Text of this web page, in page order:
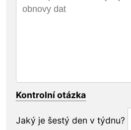
Kontrolní otázka
Jaký je šestý den v týdnu?